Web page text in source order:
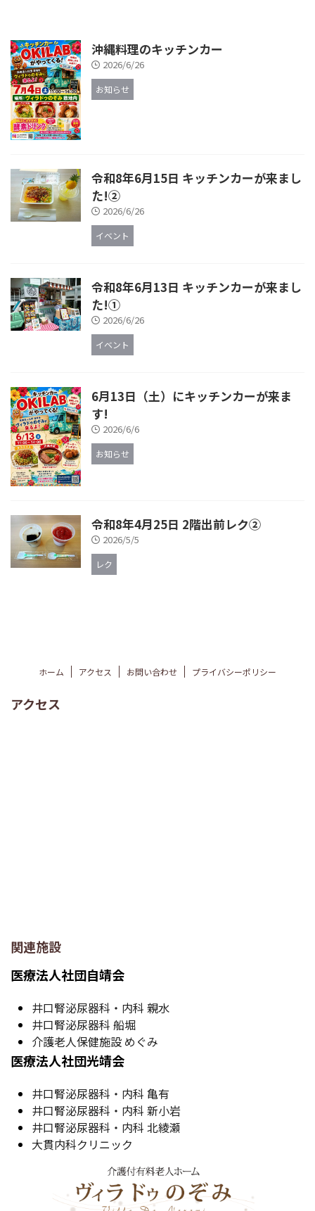
沖縄料理のキッチンカー
2026/6/26
お知らせ
令和8年6月15日 キッチンカーが来まし
た!②
2026/6/26
イベント
令和8年6月13日 キッチンカーが来まし
た!①
2026/6/26
イベント
6月13日（土）にキッチンカーが来ま
す!
2026/6/6
お知らせ
令和8年4月25日 2階出前レク②
2026/5/5
レク
ホーム アクセス お問い合わせ プライバシーポリシー
アクセス
関連施設
医療法人社団自靖会
井口腎泌尿器科・内科 親水
井口腎泌尿器科 船堀
介護老人保健施設 めぐみ
医療法人社団光靖会
井口腎泌尿器科・内科 亀有
井口腎泌尿器科・内科 新小岩
井口腎泌尿器科・内科 北綾瀬
大貫内科クリニック